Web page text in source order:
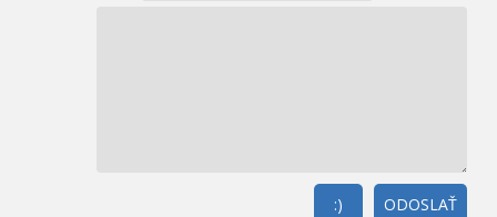
ODOSLAŤ
:)